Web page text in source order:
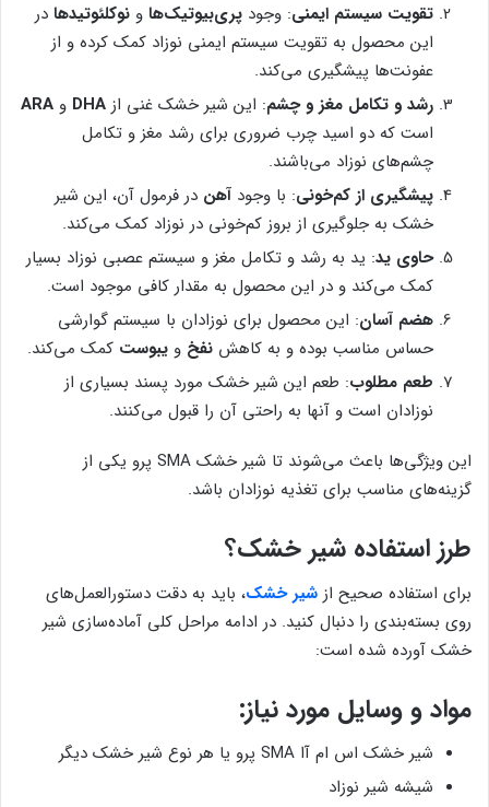
تقویت سیستم ایمنی: وجود پری‌بیوتیک‌ها و نوکلئوتیدها در
این محصول به تقویت سیستم ایمنی نوزاد کمک کرده و از
عفونت‌ها پیشگیری می‌کند.
رشد و تکامل مغز و چشم: این شیر خشک غنی از DHA و ARA
است که دو اسید چرب ضروری برای رشد مغز و تکامل
چشم‌های نوزاد می‌باشند.
پیشگیری از کم‌خونی: با وجود آهن در فرمول آن، این شیر
خشک به جلوگیری از بروز کم‌خونی در نوزاد کمک می‌کند.
حاوی ید: ید به رشد و تکامل مغز و سیستم عصبی نوزاد بسیار
کمک می‌کند و در این محصول به مقدار کافی موجود است.
هضم آسان: این محصول برای نوزادان با سیستم گوارشی
حساس مناسب بوده و به کاهش نفخ و یبوست کمک می‌کند.
طعم مطلوب: طعم این شیر خشک مورد پسند بسیاری از
نوزادان است و آنها به راحتی آن را قبول می‌کنند.
این ویژگی‌ها باعث می‌شوند تا شیر خشک SMA پرو یکی از
گزینه‌های مناسب برای تغذیه نوزادان باشد.
طرز استفاده شیر خشک؟
برای استفاده صحیح از شیر خشک، باید به دقت دستورالعمل‌های
روی بسته‌بندی را دنبال کنید. در ادامه مراحل کلی آماده‌سازی شیر
خشک آورده شده است:
مواد و وسایل مورد نیاز:
شیر خشک اس ام آا SMA پرو یا هر نوع شیر خشک دیگر
شیشه شیر نوزاد